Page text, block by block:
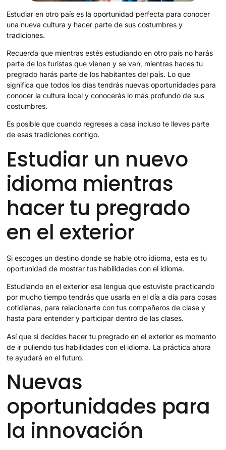
Estudiar en otro país es la oportunidad perfecta para conocer
una nueva cultura y hacer parte de sus costumbres y
tradiciones.
Recuerda que mientras estés estudiando en otro país no harás
parte de los turistas que vienen y se van, mientras haces tu
pregrado harás parte de los habitantes del país. Lo que
significa que todos los días tendrás nuevas oportunidades para
conocer la cultura local y conocerás lo más profundo de sus
costumbres.
Es posible que cuando regreses a casa incluso te lleves parte
de esas tradiciones contigo.
Estudiar un nuevo
idioma mientras
hacer tu pregrado
en el exterior
Si escoges un destino donde se hable otro idioma, esta es tu
oportunidad de mostrar tus habilidades con el idioma.
Estudiando en el exterior esa lengua que estuviste practicando
por mucho tiempo tendrás que usarla en el día a día para cosas
cotidianas, para relacionarte con tus compañeros de clase y
hasta para entender y participar dentro de las clases.
Así que si decides hacer tu pregrado en el exterior es momento
de ir puliendo tus habilidades con el idioma. La práctica ahora
te ayudará en el futuro.
Nuevas
oportunidades para
la innovación